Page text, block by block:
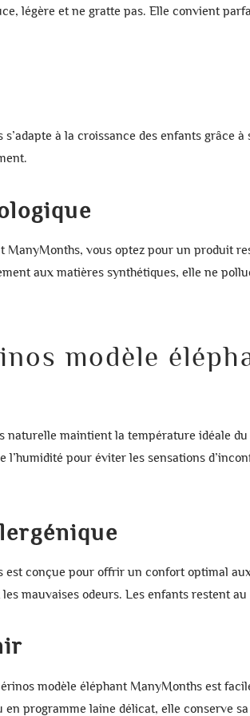
légère et ne gratte pas. Elle convient
s’adapte à la croissance des enfants grâce à
ManyMonths, vous optez pour un produit
aux matières synthétiques, elle ne
modèle
naturelle maintient la température idéale du
l’humidité pour éviter les sensations
est conçue pour offrir un confort optimal
mauvaises odeurs. Les enfants restent
modèle éléphant ManyMonths est
programme laine délicat, elle conserve
CRÉER UNE LISTE
pour ajouter des produits à votre liste